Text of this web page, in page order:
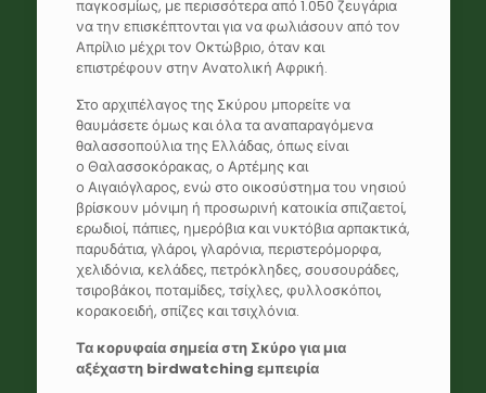
παγκοσμίως, με περισσότερα από 1.050 ζευγάρια
να την επισκέπτονται για να φωλιάσουν από τον
Απρίλιο μέχρι τον Οκτώβριο, όταν και
επιστρέφουν στην Ανατολική Αφρική.
Στο αρχιπέλαγος της Σκύρου μπορείτε να
θαυμάσετε όμως και όλα τα αναπαραγόμενα
θαλασσοπούλια της Ελλάδας, όπως είναι
ο Θαλασσοκόρακας, ο Αρτέμης και
ο Αιγαιόγλαρος, ενώ στο οικοσύστημα του νησιού
βρίσκουν μόνιμη ή προσωρινή κατοικία σπιζαετοί,
ερωδιοί, πάπιες, ημερόβια και νυκτόβια αρπακτικά,
παρυδάτια, γλάροι, γλαρόνια, περιστερόμορφα,
χελιδόνια, κελάδες, πετρόκληδες, σουσουράδες,
τσιροβάκοι, ποταμίδες, τσίχλες, φυλλοσκόποι,
κορακοειδή, σπίζες και τσιχλόνια.
Τα κορυφαία σημεία στη Σκύρο για μια
αξέχαστη birdwatching εμπειρία